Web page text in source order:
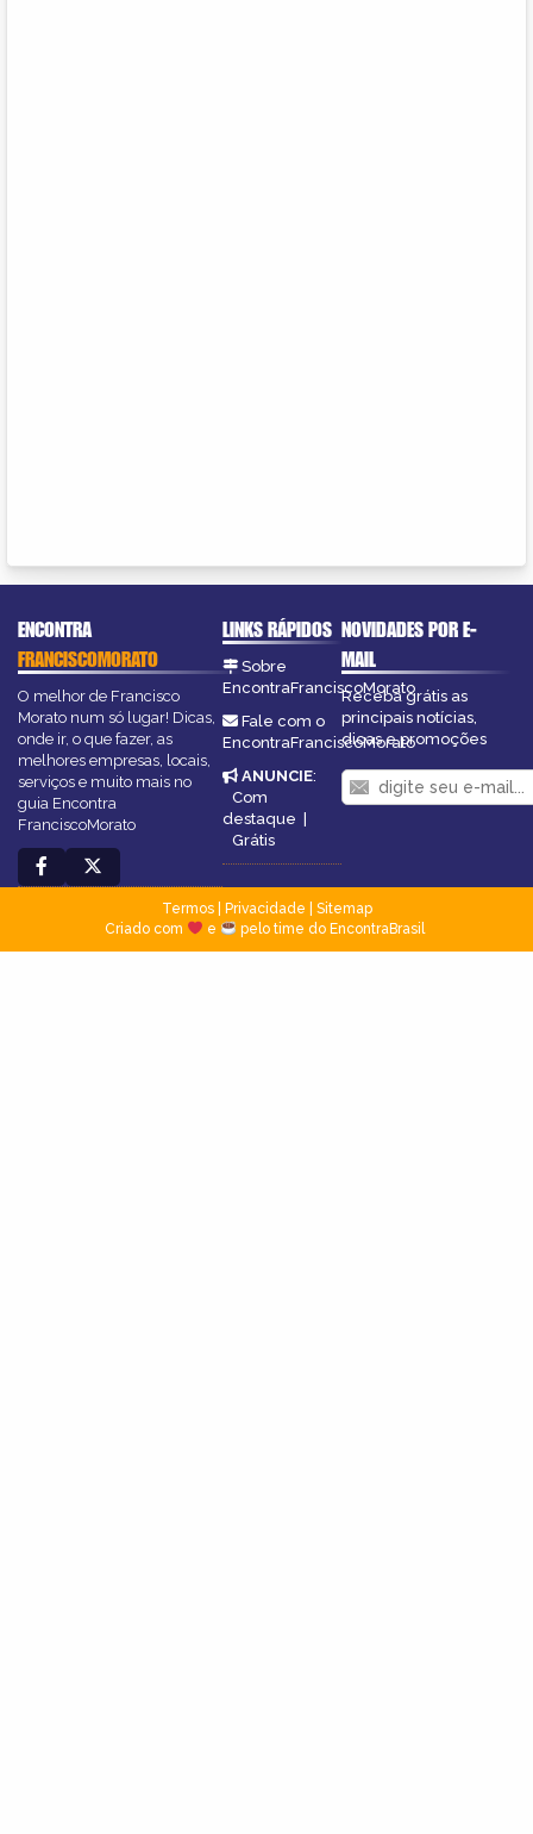
ENCONTRA
FRANCISCOMORATO
O melhor de Francisco
Morato num só lugar! Dicas,
onde ir, o que fazer, as
melhores empresas, locais,
serviços e muito mais no
guia Encontra
FranciscoMorato
LINKS RÁPIDOS
Sobre
EncontraFranciscoMorato
Fale com o
EncontraFranciscoMorato
ANUNCIE:
Com
destaque
Grátis
NOVIDADES POR E-
MAIL
Receba grátis as
principais notícias,
dicas e promoções
Termos| Privacidade
Sitemap
Criado com
e pelo time do EncontraBrasil